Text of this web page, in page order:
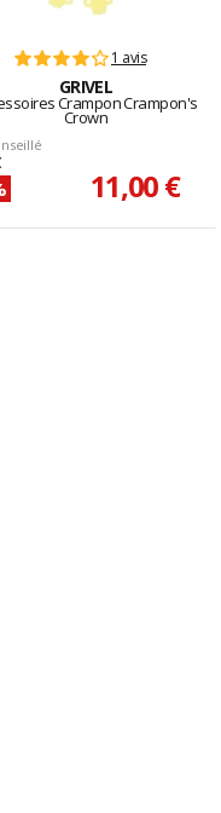
1 avis
GRIVEL
Crampon Crampon's
Crown
11,00 €